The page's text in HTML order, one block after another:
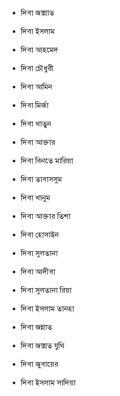
দিবা জান্নাত
দিবা ইসলাম
দিবা আহমেদ
দিবা চৌধুরী
দিবা আমিন
দিবা মির্জা
দিবা খাতুন
দিবা আক্তার
দিবা বিনতে মারিয়া
দিবা তাবাসসুম
দিবা খানুম
দিবা আক্তার তিশা
দিবা হোসাইন
দিবা সুলতানা
দিবা আদীবা
দিবা সুলতানা রিয়া
দিবা ইসলাম তানহা
দিবা জন্নাত
দিবা জান্নত যুথি
দিবা জুবায়ের
দিবা ইসলাম সাদিয়া